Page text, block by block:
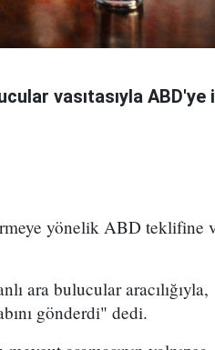
vasıtasıyla
yönelik ABD teklifine
ara bulucular aracılığıyla,
gönderdi" dedi.